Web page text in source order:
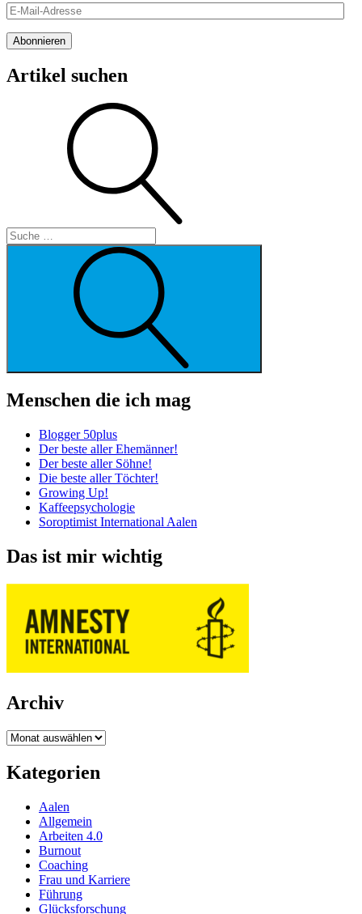
E-
Mail-
Adresse
Abonnieren
Artikel suchen
Menschen die ich mag
Blogger 50plus
Der beste aller Ehemänner!
Der beste aller Söhne!
Die beste aller Töchter!
Growing Up!
Kaffeepsychologie
Soroptimist International Aalen
Das ist mir wichtig
Archiv
Archiv
Kategorien
Aalen
Allgemein
Arbeiten 4.0
Burnout
Coaching
Frau und Karriere
Führung
Glücksforschung